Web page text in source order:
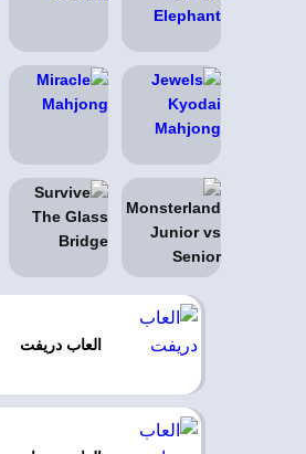
العاب دريفت